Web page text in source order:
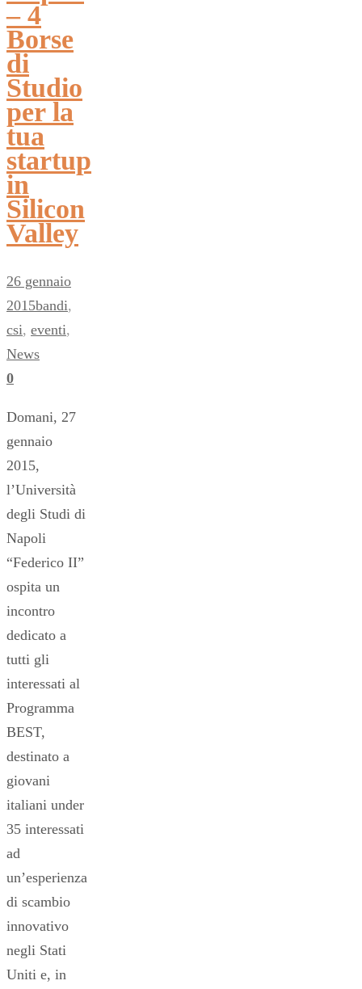
– 4
Borse
di
Studio
per la
tua
startup
in
Silicon
Valley
26 gennaio
2015bandi,
csi, eventi,
News
0
Domani, 27
gennaio
2015,
l’Università
degli Studi di
Napoli
“Federico II”
ospita un
incontro
dedicato a
tutti gli
interessati al
Programma
BEST,
destinato a
giovani
italiani under
35 interessati
ad
un’esperienza
di scambio
innovativo
negli Stati
Uniti e, in